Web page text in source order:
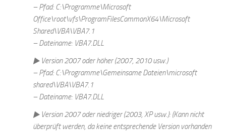
– Pfad: C:\Programme\Microsoft
Office\root\vfs\ProgramFilesCommonX64\Microsoft
Shared\VBA\VBA7.1
– Dateiname: VBA7.DLL
▶ Version 2007 oder höher (2007, 2010 usw.)
– Pfad: C:\Programme\Gemeinsame Dateien\microsoft
shared\VBA\VBA7.1
– Dateiname: VBA7.DLL
▶ Version 2007 oder niedriger (2003, XP usw.): (Kann nicht
überprüft werden, da keine entsprechende Version vorhanden